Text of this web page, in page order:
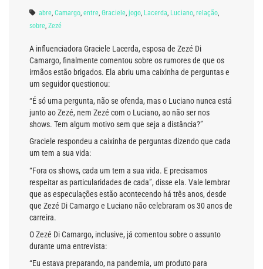
abre Camargo entre Graciele jogo Lacerda Luciano relação
sobre Zezé
A influenciadora Graciele Lacerda, esposa de Zezé Di
Camargo, finalmente comentou sobre os rumores de que os
irmãos estão brigados. Ela abriu uma caixinha de perguntas e
um seguidor questionou:
“É só uma pergunta, não se ofenda, mas o Luciano nunca está
junto ao Zezé, nem Zezé com o Luciano, ao não ser nos
shows. Tem algum motivo sem que seja a distância?”
Graciele respondeu a caixinha de perguntas dizendo que cada
um tem a sua vida:
“Fora os shows, cada um tem a sua vida. E precisamos
respeitar as particularidades de cada”, disse ela. Vale lembrar
que as especulações estão acontecendo há três anos, desde
que Zezé Di Camargo e Luciano não celebraram os 30 anos de
carreira.
O Zezé Di Camargo, inclusive, já comentou sobre o assunto
durante uma entrevista:
“Eu estava preparando, na pandemia, um produto para